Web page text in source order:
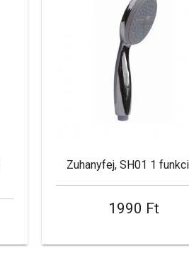
Zuhanyfej, SH01 1
1990 Ft